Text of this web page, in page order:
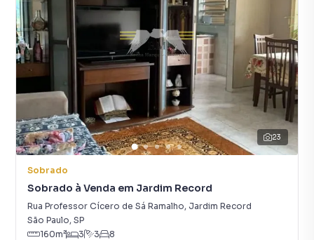
23
Sobrado
Sobrado à Venda em Jardim Record
Rua Professor Cícero de Sá Ramalho, Jardim Record
São Paulo, SP
160m² 3 3 8